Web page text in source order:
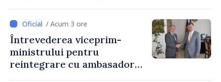
viceprim-ministrului cu
reprezentanta rezidentă a
PNUD în Republica Moldova,
Daniela Gasparikova
/ Acum 3 ore
Întrevederea viceprim-
ministrului pentru
reintegrare cu ambasadorul